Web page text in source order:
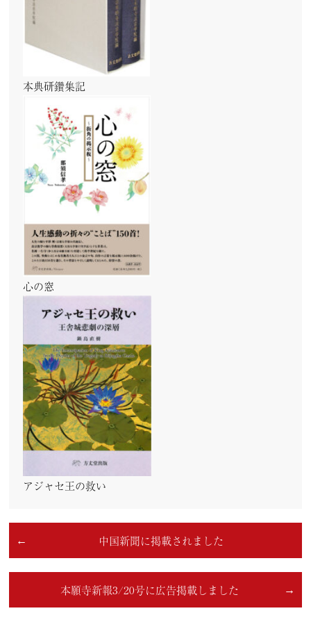
本典研鑽集記
心の窓
アジャセ王の救い
中国新聞に掲載されました
本願寺新報3/20号に広告掲載しました